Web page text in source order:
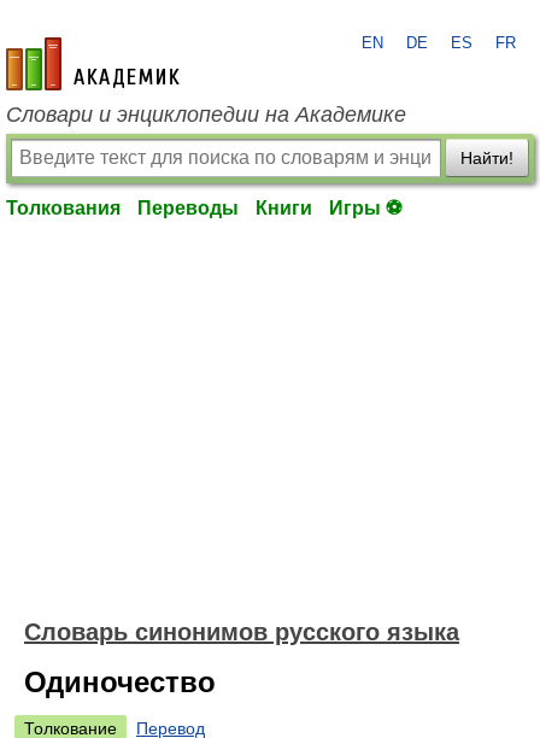
academic.ru
EN DE ES FR
Словари и энциклопедии на Академике
Найти!
Толкования Переводы Книги Игры ⚽
Словарь синонимов русского языка
Одиночество
Толкование
Перевод